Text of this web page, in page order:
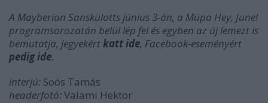
A Mayberian Sanskülotts június 3-án, a Müpa Hey, June!
programsorozatán belül lép fel és egyben az új lemezt is
bemutatja, jegyekértkatt ide, Facebook-eseményért
pedig ide.
interjú: Soós Tamás
headerfotó:Valami Hektor